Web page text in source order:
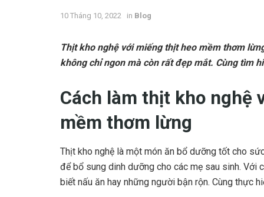
10 Tháng 10, 2022 in Blog
Thịt kho nghệ với miếng thịt heo mềm thơm
không chỉ ngon mà còn rất đẹp mắt. Cùng tìm
Cách làm thịt kho nghệ
mềm thơm lừng
Thịt kho nghệ là một món ăn bổ dưỡng tốt cho
để bổ sung dinh dưỡng cho các mẹ sau sinh.
biết nấu ăn hay những người bận rộn. Cùng thực